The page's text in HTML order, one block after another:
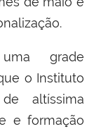
grade
o Instituto
altíssima
e formação